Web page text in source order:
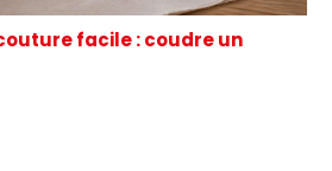
facile : coudre un